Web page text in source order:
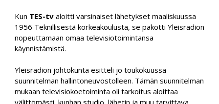
Kun TES-tv aloitti varsinaiset lähetykset maaliskuussa
1956 Teknillisestä korkeakoulusta, se pakotti Yleisradion
nopeuttamaan omaa televisiotoimintansa
käynnistämistä.
Yleisradion johtokunta esitteli jo toukokuussa
suunnitelman hallintoneuvostolleen. Tämän suunnitelman
mukaan televisiokoetoiminta oli tarkoitus aloittaa